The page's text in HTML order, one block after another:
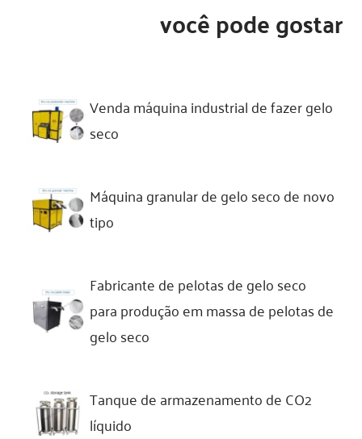
você pode gostar
Venda máquina industrial de fazer gelo
seco
Máquina granular de gelo seco de novo
tipo
Fabricante de pelotas de gelo seco
para produção em massa de pelotas de
gelo seco
Tanque de armazenamento de CO2
líquido